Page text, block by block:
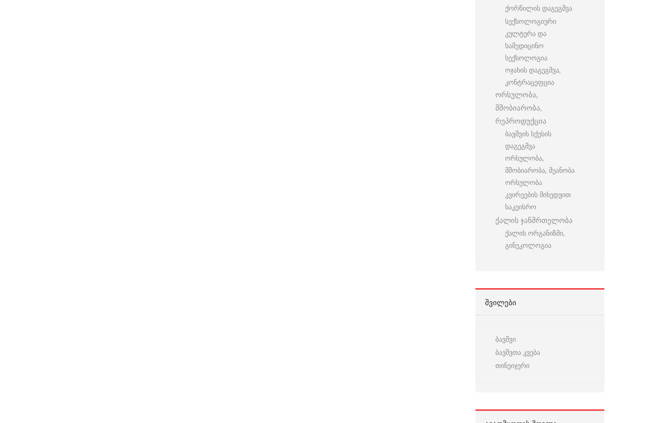
ქორწილის დაგეგმვა
სექსოლოგიური
კულტურა და
სამედიცინო
სექსოლოგია
ოჯახის დაგეგმვა,
კონტრაცეფცია
ორსულობა,
მშობიარობა,
რეპროდუქცია
ბავშვის სქესის
დაგეგმვა
ორსულობა,
მშობიარობა, მეანობა
ორსულობა
კვირეების მიხედვით
საკეისრო
ქალის ჯანმრთელობა
ქალის ორგანიზმი,
გინეკოლოგია
ᲨᲕᲘᲚᲔᲑᲘ
ბავშვი
ბავშვთა კვება
თინეიჯერი